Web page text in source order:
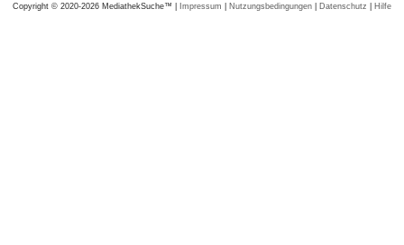
Copyright © 2020-2026 MediathekSuche™ | Impressum | Nutzungsbedingungen | Datenschutz | Hilfe